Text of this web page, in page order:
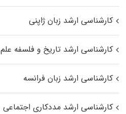
کارشناسی ارشد زبان ژاپنی
کارشناسی ارشد تاریخ و فلسفه علم
کارشناسی ارشد زبان فرانسه
کارشناسی ارشد مددکاری اجتماعی